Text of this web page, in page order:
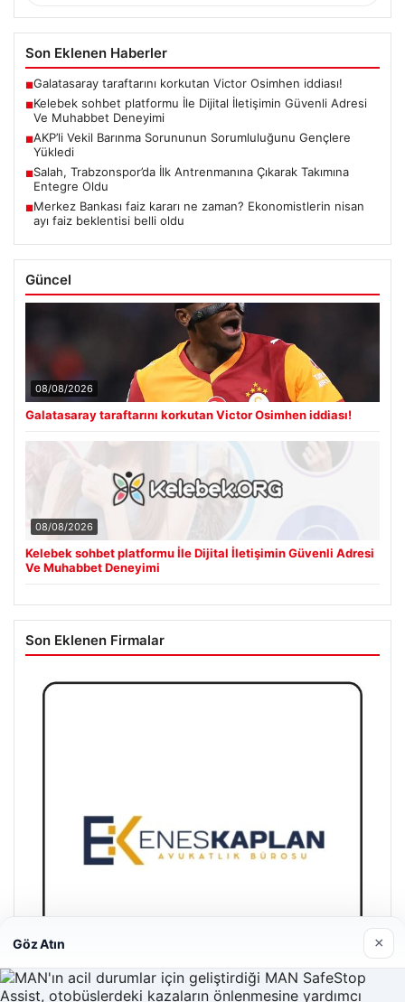
Son Eklenen Haberler
■Galatasaray taraftarını korkutan Victor Osimhen iddiası!
■Kelebek sohbet platformu İle Dijital İletişimin Güvenli Adresi
Ve Muhabbet Deneyimi
■AKP’li Vekil Barınma Sorununun Sorumluluğunu Gençlere
Yükledi
■Salah, Trabzonspor’da İlk Antrenmanına Çıkarak Takımına
Entegre Oldu
■Merkez Bankası faiz kararı ne zaman? Ekonomistlerin nisan
ayı faiz beklentisi belli oldu
Güncel
08/08/2026
Galatasaray taraftarını korkutan Victor Osimhen iddiası!
08/08/2026
Kelebek sohbet platformu İle Dijital İletişimin Güvenli Adresi
Ve Muhabbet Deneyimi
Son Eklenen Firmalar
Göz Atın ×